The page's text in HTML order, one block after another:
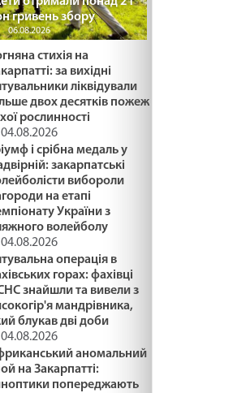
Майтеся файно
/1444/ Майтеся
/1493/ Майтеся файно
/1492/ Майтеся файно
гривень збору
06.08.2026
стихія на
за вихідні
ліквідували
двох десятків пожеж
рослинності
04.08.2026
і срібна медаль у
закарпатські
вибороли
на етапі
України з
волейболу
04.08.2026
операція в
горах: фахівці
знайшли та вивели з
мандрівника,
блукав дві доби
04.08.2026
аномальний
на Закарпатті:
попереджають